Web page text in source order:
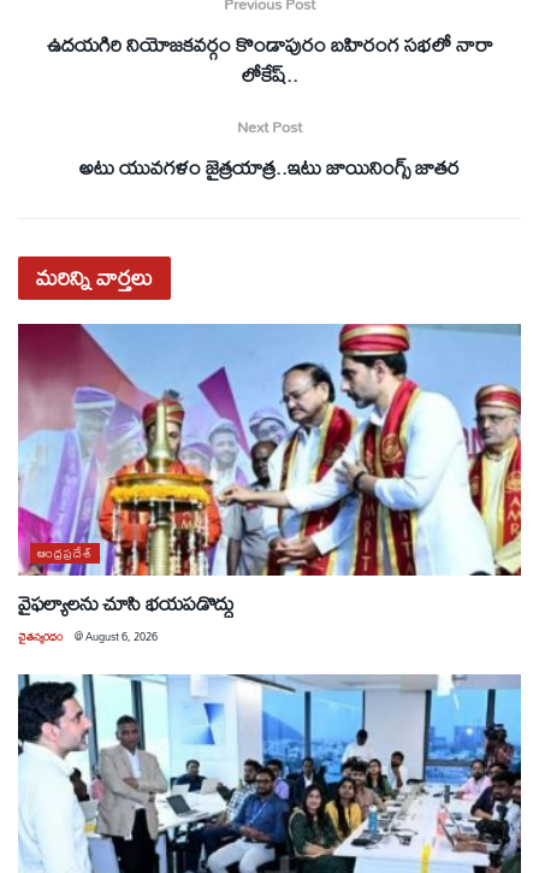
ఉదయగిరి నియోజకవర్గం కొండాపురం బహిరంగ సభలో నారా
లోకేష్..
Next Post
అటు యువగళం జైత్రయాత్ర..ఇటు జాయినింగ్స్ జాతర
మరిన్నివార్తలు
ఆంధ్రప్రదేశ్
వైఫల్యాలను చూసి భయపడొద్దు
చైతన్యరధం @August 6, 2026